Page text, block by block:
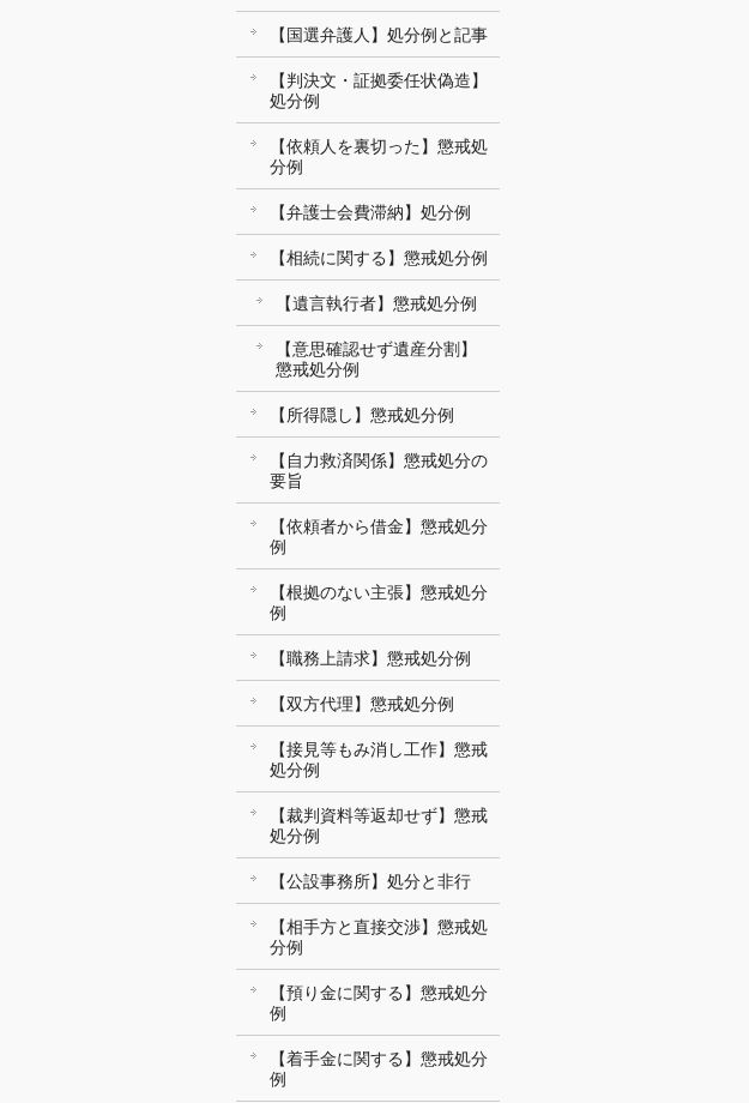
【国選弁護人】処分例と記事
【判決文・証拠委任状偽造】
処分例
【依頼人を裏切った】懲戒処
分例
【弁護士会費滞納】処分例
【相続に関する】懲戒処分例
【遺言執行者】懲戒処分例
【意思確認せず遺産分割】
懲戒処分例
【所得隠し】懲戒処分例
【自力救済関係】懲戒処分の
要旨
【依頼者から借金】懲戒処分
例
【根拠のない主張】懲戒処分
例
【職務上請求】懲戒処分例
【双方代理】懲戒処分例
【接見等もみ消し工作】懲戒
処分例
【裁判資料等返却せず】懲戒
処分例
【公設事務所】処分と非行
【相手方と直接交渉】懲戒処
分例
【預り金に関する】懲戒処分
例
【着手金に関する】懲戒処分
例